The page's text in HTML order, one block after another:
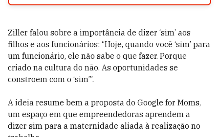
Ziller falou sobre a importância de dizer ‘sim’ aos
filhos e aos funcionários: “Hoje, quando você ‘sim’ para
um funcionário, ele não sabe o que fazer. Porque
criado na cultura do não. As oportunidades se
constroem com o ‘sim’”.
A ideia resume bem a proposta do Google for Moms,
um espaço em que empreendedoras aprendem a
dizer sim para a maternidade aliada à realização no